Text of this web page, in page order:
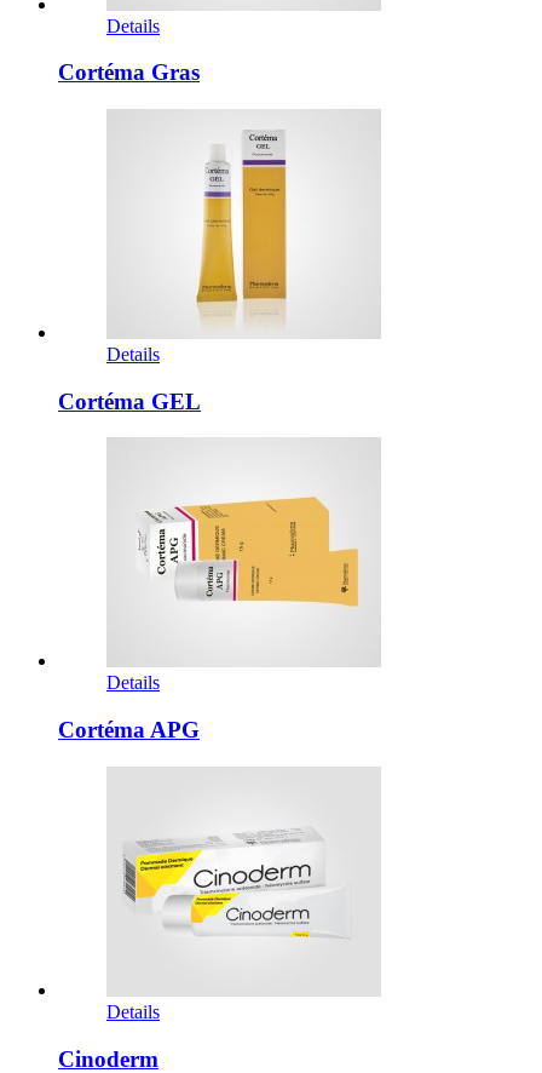
Details
Cortéma Gras
Details
Cortéma GEL
Details
Cortéma APG
Details
Cinoderm